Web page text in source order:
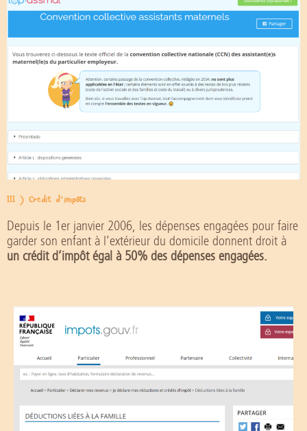
III ) Crédit d'impôts
Depuis le 1er janvier 2006, les dépenses engagées pour faire
garder son enfant à l’extérieur du domicile donnent droit à
un crédit d’impôt égal à 50% des dépenses engagées.